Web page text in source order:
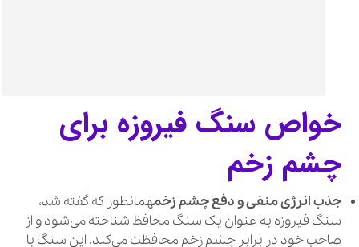
خواص سنگ فیروزه برای
چشم زخم
جذب انرژی منفی و دفع چشم زخمهمانطور که گفته شد،
سنگ فیروزه به عنوان یک سنگ محافظ شناخته می‌شود و از
صاحب خود در برابر چشم زخم محافظت می‌کند. این سنگ با